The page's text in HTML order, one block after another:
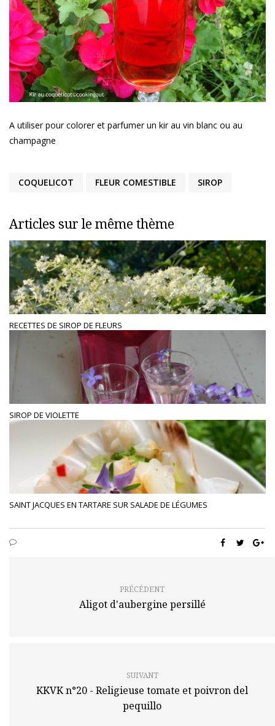
A utiliser pour colorer et parfumer un kir au vin blanc ou au
champagne
COQUELICOT FLEUR COMESTIBLE SIROP
Articles sur le même thème
RECETTES DE SIROP DE FLEURS
SIROP DE VIOLETTE
SAINT JACQUES EN TARTARE SUR SALADE DE LÉGUMES
PRÉCÉDENT
Aligot d'aubergine persillé
SUIVANT
KKVK n°20 - Religieuse tomate et poivron del
pequillo